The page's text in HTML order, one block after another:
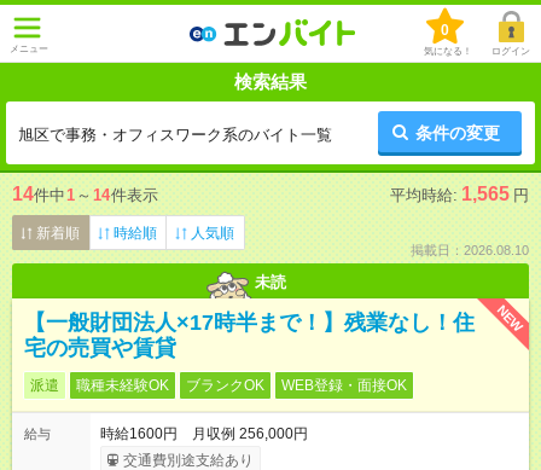
メニュー
0
気になる！ ログイン
検索結果
旭区で事務・オフィスワーク系のバイト一覧 条件の変更
14件中1 ～ 14件表示 平均時給: 1,565 円
新着順 時給順 人気順
掲載日：2026.08.10
未読
NEW
【一般財団法人×17時半まで！】残業なし！住
宅の売買や賃貸
派遣 職種未経験OK ブランクOK WEB登録・面接OK
給与
時給1600円 月収例 256,000円
交通費別途支給あり